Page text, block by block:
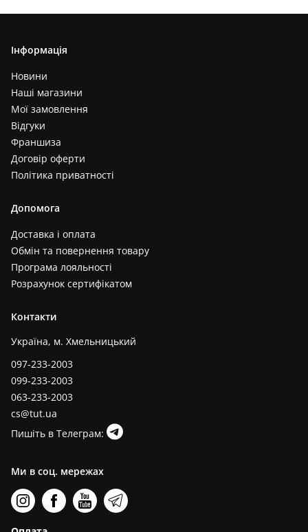
Інформація
Новини
Наші магазини
Мої замовлення
Відгуки
Франшиза
Договір оферти
Політика приватності
Допомога
Доставка і оплата
Обмін та повернення товару
Програма лояльності
Розрахунок сертифікатом
Контакти
Україна, м. Хмельницький
097-233-2003
099-233-2003
063-233-2003
cs@tut.ua
Пишіть в Телеграм:
Ми в соц. мережах